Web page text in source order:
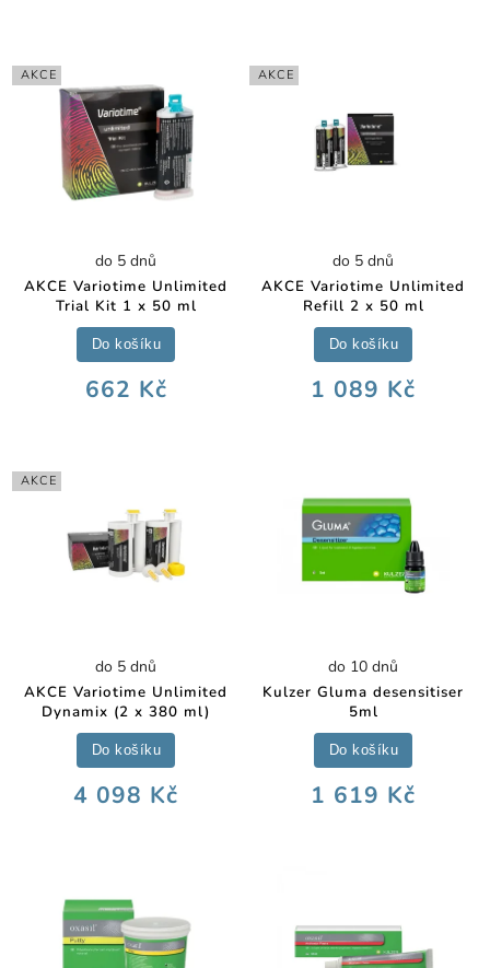
AKCE
AKCE Variotime Unlimited
Trial Kit 1 x 50 ml
do 5 dnů
662 Kč
Do košíku
AKCE
AKCE Variotime Unlimited
Refill 2 x 50 ml
do 5 dnů
1 089 Kč
Do košíku
AKCE
AKCE Variotime Unlimited
Dynamix (2 x 380 ml)
do 5 dnů
4 098 Kč
Do košíku
Kulzer Gluma desensitiser
5ml
do 10 dnů
1 619 Kč
Do košíku